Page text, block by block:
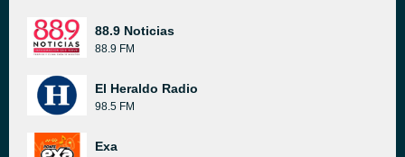
88.9 Noticias
88.9 FM
El Heraldo Radio
98.5 FM
Exa